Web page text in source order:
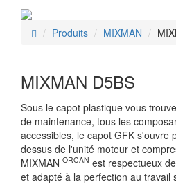
Produits MIXMAN
MIXMAN D5BS
Sous le capot plastique vous
de maintenance, tous les
accessibles, le capot GFK s'ouvre
dessus de l'unité moteur et
MIXMAN ORCAN est respectueux
et adapté à la perfection au travail